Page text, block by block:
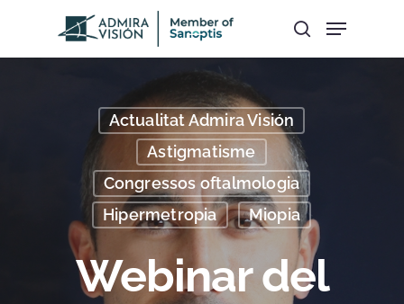
Hit enter to search or ESC to close
Actualitat Admira Visión
Astigmatisme
Congressos oftalmologia
Hipermetropia
Miopia
Webinar del